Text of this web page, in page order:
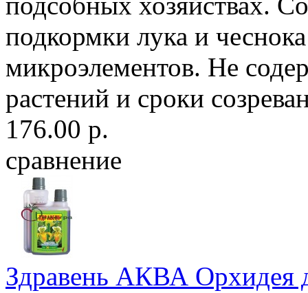
подкормки лука и
микроэлементов. Не
растений и сроки
176.00 р.
сравнение
Здравень АКВА